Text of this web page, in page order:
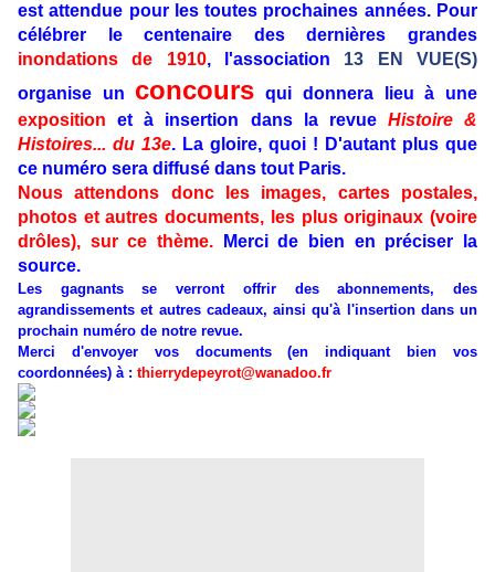
est attendue pour les toutes prochaines années. Pour
célébrer le centenaire des dernières grandes
inondations de 1910, l'association 13 EN VUE(S)
organise un concours qui donnera lieu à une
exposition et à insertion dans la revue Histoire &
Histoires... du 13e. La gloire, quoi ! D'autant plus que
ce numéro sera diffusé dans tout Paris.
Nous attendons donc les images, cartes postales,
photos et autres documents, les plus originaux (voire
drôles), sur ce thème. Merci de bien en préciser la
source.
Les gagnants se verront offrir des abonnements, des
agrandissements et autres cadeaux, ainsi qu'à l'insertion dans un
prochain numéro de notre revue.
Merci d'envoyer vos documents (en indiquant bien vos
coordonnées) à : thierrydepeyrot@wanadoo.fr